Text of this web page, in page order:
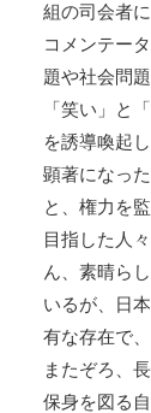
組の司会者
コメンテー
題や社会問
「笑い」と
を誘導喚起
顕著になっ
と、権力を
目指した人
ん、素晴ら
いるが、日
有な存在で
またぞろ、
保身を図る